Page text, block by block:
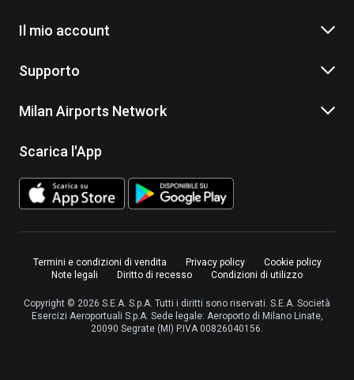
Il mio account
Supporto
Milan Airports Network
Scarica l'App
Termini e condizioni di vendita Privacy policy
Cookie policy
Note legali
Diritto di recesso Condizioni di utilizzo
Copyright © 2026 S.E.A. S.p.A. Tutti i diritti sono riservati. S.E.A. Società
Esercizi Aeroportuali S.p.A. Sede legale: Aeroporto di Milano Linate,
20090 Segrate (MI) P.IVA 00826040156.